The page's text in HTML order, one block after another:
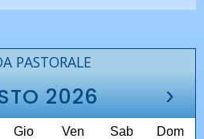
PASTORALE
2026 ›
Gio Ven Sab Dom